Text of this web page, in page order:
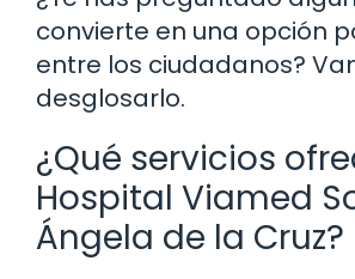
convierte en una opción
entre los ciudadanos?
desglosarlo.
¿Qué servicios
Hospital Viamed
Ángela de la Cruz?